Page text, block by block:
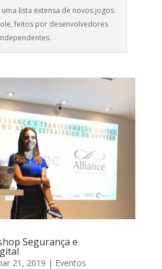
lista extensa de novos jogos
feitos por desenvolvedores
Segurança e
21, 2019 | Eventos